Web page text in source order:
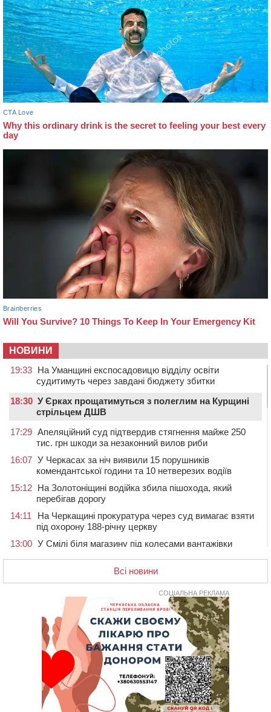
НОВИНИ
19:33 На Уманщині експосадовицю відділу освіти
судитимуть через завдані бюджету збитки
18:30 У Єрках прощатимуться з полеглим на Курщині
стрільцем ДШВ
17:29 Апеляційний суд підтвердив стягнення майже 250
тис. грн шкоди за незаконний вилов риби
16:07 У Черкасах за ніч виявили 15 порушників
комендантської години та 10 нетверезих водіїв
15:12 На Золотоніщині водійка збила пішохода, який
перебігав дорогу
14:11
На Черкащині прокуратура через суд вимагає взяти
під охорону 188-річну церкву
13:00 У Смілі біля магазину під колесами вантажівки
У Черкасах пропонують для приватизації
п’ятиповерховий об’єкт у центрі міста
Не вистачає стажу для пенсії: як його докупити та що
потрібно знати
У Черкасах виявили низку недоліків у гуртожитку, де
проживають ВПО
07 СЕРПНЯ 2026, П'ЯТНИЦЯ
На Черкащині врятували рідкісного чорного грифа
(ФОТО)
Черкаси виділять близько 20 млн грн на роботу
Всі новини
СОЦІАЛЬНА РЕКЛАМА